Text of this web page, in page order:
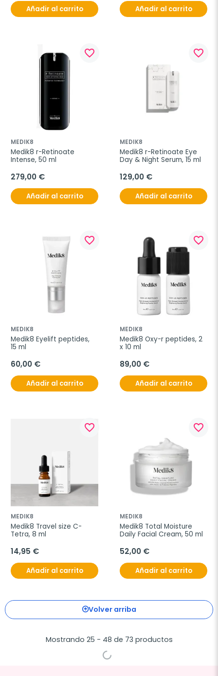
Añadir al carrito Añadir al carrito
favorite_border
MEDIK8
Medik8 r-Retinoate
Intense, 50 ml
279,00 €
Añadir al carrito
favorite_border
MEDIK8
Medik8 r-Retinoate Eye
Day & Night Serum, 15 ml
129,00 €
Añadir al carrito
favorite_border
MEDIK8
Medik8 Eyelift peptides,
15 ml
60,00 €
Añadir al carrito
favorite_border
MEDIK8
Medik8 Oxy-r peptides, 2
x 10 ml
89,00 €
Añadir al carrito
favorite_border
MEDIK8
Medik8 Travel size C-
Tetra, 8 ml
14,95 €
Añadir al carrito
favorite_border
MEDIK8
Medik8 Total Moisture
Daily Facial Cream, 50 ml
52,00 €
Añadir al carrito
Volver arriba
Mostrando 25 - 48 de 73 productos